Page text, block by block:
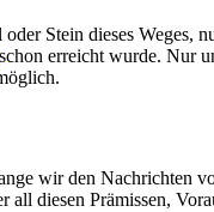
Stein dieses
schon erreicht wurde. Nur
wir den
all diesen Prämissen,